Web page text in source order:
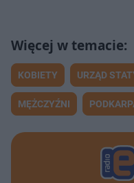
KOBIETY URZĄD
MĘŻCZYŹNI